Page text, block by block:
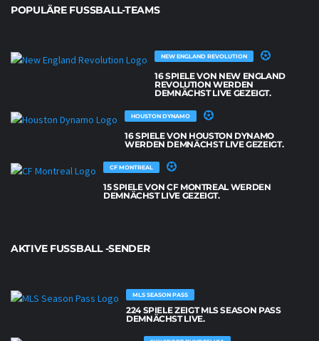
POPULÄRE FUSSBALL-TEAMS
NEW ENGLAND REVOLUTION
16 SPIELE VON NEW ENGLAND
REVOLUTION WERDEN
DEMNÄCHST LIVE GEZEIGT.
HOUSTON DYNAMO
16 SPIELE VON HOUSTON DYNAMO
WERDEN DEMNÄCHST LIVE GEZEIGT.
CF MONTREAL
15 SPIELE VON CF MONTREAL WERDEN
DEMNÄCHST LIVE GEZEIGT.
AKTIVE FUSSBALL -SENDER
MLS SEASON PASS
224 SPIELE ZEIGT MLS SEASON PASS
DEMNÄCHST LIVE.